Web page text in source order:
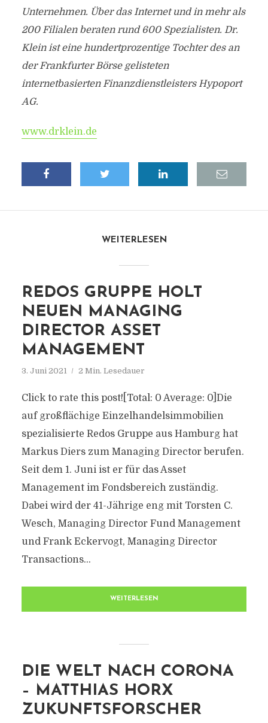
Unternehmen. Über das Internet und in mehr als
200 Filialen beraten rund 600 Spezialisten. Dr.
Klein ist eine hundertprozentige Tochter des an
der Frankfurter Börse gelisteten
internetbasierten Finanzdienstleisters Hypoport
AG.
www.drklein.de
WEITERLESEN
REDOS GRUPPE HOLT
NEUEN MANAGING
DIRECTOR ASSET
MANAGEMENT
3. Juni 2021 2 Min. Lesedauer
Click to rate this post![Total: 0 Average: 0]Die
auf großflächige Einzelhandelsimmobilien
spezialisierte Redos Gruppe aus Hamburg hat
Markus Diers zum Managing Director berufen.
Seit dem 1. Juni ist er für das Asset
Management im Fondsbereich zuständig.
Dabei wird der 41-Jährige eng mit Torsten C.
Wesch, Managing Director Fund Management
und Frank Eckervogt, Managing Director
Transactions...
WEITERLESEN
DIE WELT NACH CORONA
– MATTHIAS HORX
ZUKUNFTSFORSCHER